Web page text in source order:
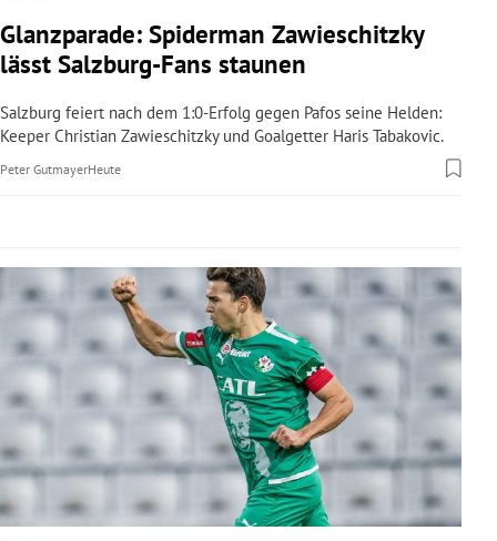
Untermenü
Untermenü
Untermenü
Untermenü
Untermenü
Untermenü
Untermenü
Glanzparade: Spiderman Zawieschitzky
lässt Salzburg-Fans staunen
Salzburg feiert nach dem 1:0-Erfolg gegen Pafos seine Helden:
Keeper Christian Zawieschitzky und Goalgetter Haris Tabakovic.
Peter GutmayerHeute